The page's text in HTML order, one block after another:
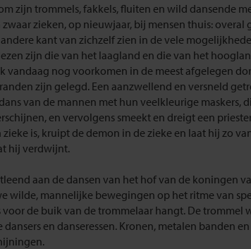
zijn trommels, fakkels, fluiten en wild dansende
zieken, op nieuwjaar, bij mensen thuis:
kant van zichzelf zien in de vele
zijn die van het laagland en die van het
vandaag nog voorkomen in de meest afgelegen
zijn gelegd. Een aanzwellend en versneld
van de mannen met hun veelkleurige maskers,
en vervolgens smeekt en dreigt een
is, kruipt de demon in de zieke en laat hij zo
hij verdwijnt.
aan de dansen van het hof van de koningen
wilde, mannelijke bewegingen op het ritme van
voor de buik van de trommelaar hangt. De trommel
en danseressen. Kronen, metalen banden